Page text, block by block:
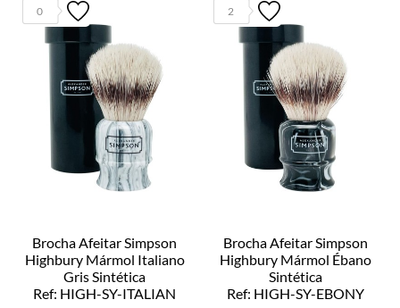
0
Brocha Afeitar Simpson
Highbury Mármol Italiano
Gris Sintética
Ref: HIGH-SY-ITALIAN
2
Brocha Afeitar Simpson
Highbury Mármol Ébano
Sintética
Ref: HIGH-SY-EBONY